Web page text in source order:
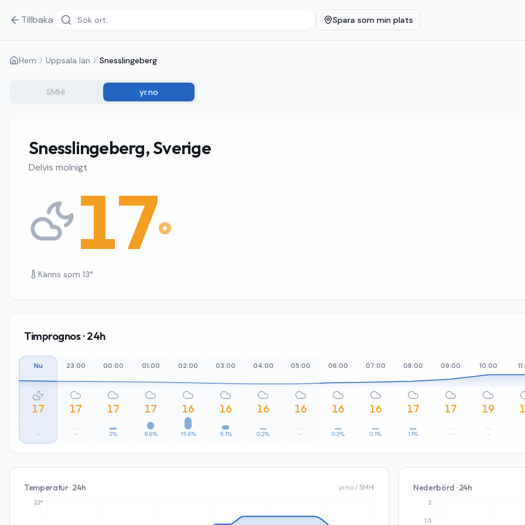
Tillbaka Spara som min plats
Hem Uppsala län Snesslingeberg
SMHI · yr.no
Snesslingeberg, Sverige
Delvis molnigt
17°
Känns som 13°
Timprognos · 24h
Nu
17
–
23:00
17
–
00:00
17
2%
01:00
17
9.6%
02:00
16
15.6%
03:00
16
5.1%
04:00
16
0.2%
05:00
16
–
06:00
16
0.3%
07:00
16
0.1%
08:00
17
1.1%
09:00
17
–
10:00
19
–
Temperatur · 24h yr.no / SMHI
22°
Nederbörd · 24h
1.5
2